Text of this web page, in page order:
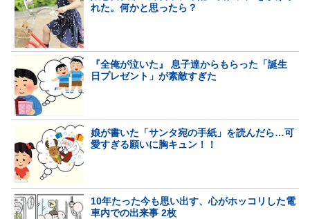
れた。何かと思ったら？
『全俺が泣いた』 息子達からもらった「誕生
日プレゼント」が素敵すぎた
娘が書いた「サンタ宛の手紙」を読んだら…可
愛すぎる願いに胸キュン！！
10年たった今も思い出す、心がホッコリした電
車内での出来事 2枚